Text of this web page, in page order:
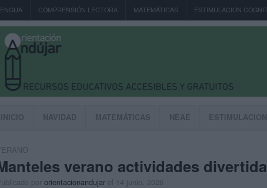
COMPRENSIÓN LECTORA MATEMÁTICAS ESTIMULACION
INICIO NAVIDAD MATEMÁTICAS NEAE
verano actividades
por orientacionandujar el 14 junio, 2026